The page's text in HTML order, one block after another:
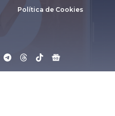
Política de Cookies